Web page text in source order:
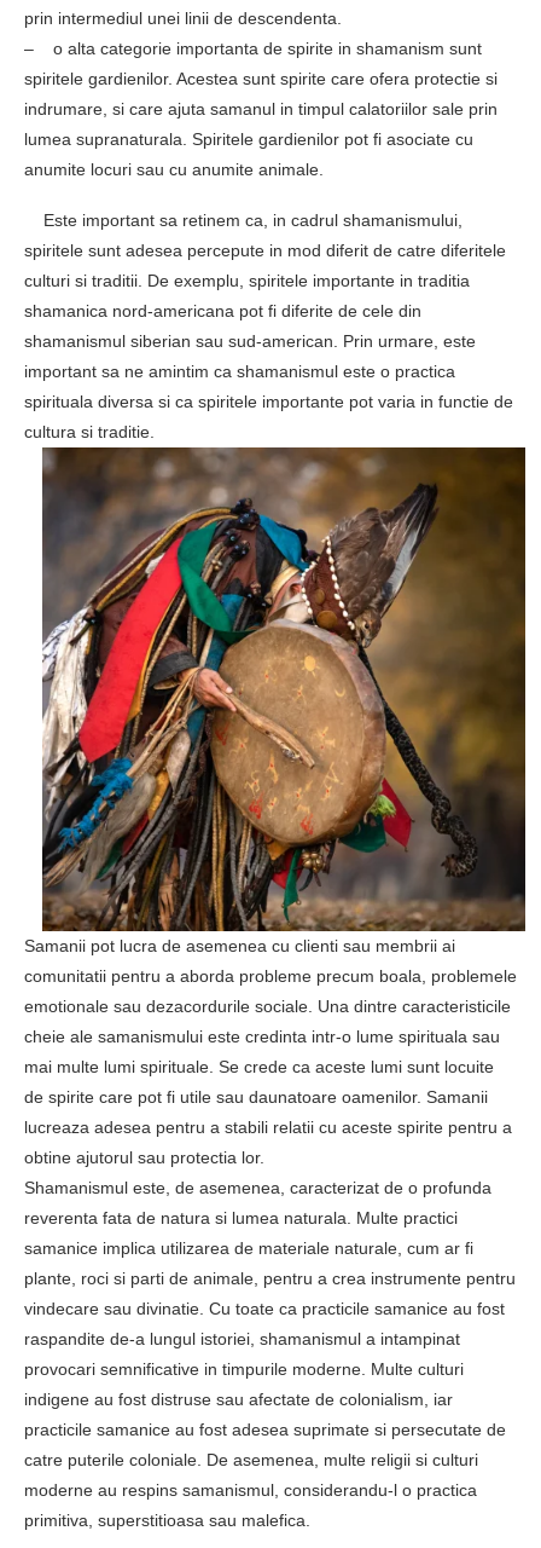
prin intermediul unei linii de descendenta.
– o alta categorie importanta de spirite in shamanism sunt
spiritele gardienilor. Acestea sunt spirite care ofera protectie si
indrumare, si care ajuta samanul in timpul calatoriilor sale prin
lumea supranaturala. Spiritele gardienilor pot fi asociate cu
anumite locuri sau cu anumite animale.
Este important sa retinem ca, in cadrul shamanismului,
spiritele sunt adesea percepute in mod diferit de catre diferitele
culturi si traditii. De exemplu, spiritele importante in traditia
shamanica nord-americana pot fi diferite de cele din
shamanismul siberian sau sud-american. Prin urmare, este
important sa ne amintim ca shamanismul este o practica
spirituala diversa si ca spiritele importante pot varia in functie de
cultura si traditie.
Samanii pot lucra de asemenea cu clienti sau membrii ai
comunitatii pentru a aborda probleme precum boala, problemele
emotionale sau dezacordurile sociale. Una dintre caracteristicile
cheie ale samanismului este credinta intr-o lume spirituala sau
mai multe lumi spirituale. Se crede ca aceste lumi sunt locuite
de spirite care pot fi utile sau daunatoare oamenilor. Samanii
lucreaza adesea pentru a stabili relatii cu aceste spirite pentru a
obtine ajutorul sau protectia lor.
Shamanismul este, de asemenea, caracterizat de o profunda
reverenta fata de natura si lumea naturala. Multe practici
samanice implica utilizarea de materiale naturale, cum ar fi
plante, roci si parti de animale, pentru a crea instrumente pentru
vindecare sau divinatie. Cu toate ca practicile samanice au fost
raspandite de-a lungul istoriei, shamanismul a intampinat
provocari semnificative in timpurile moderne. Multe culturi
indigene au fost distruse sau afectate de colonialism, iar
practicile samanice au fost adesea suprimate si persecutate de
catre puterile coloniale. De asemenea, multe religii si culturi
moderne au respins samanismul, considerandu-l o practica
primitiva, superstitioasa sau malefica.